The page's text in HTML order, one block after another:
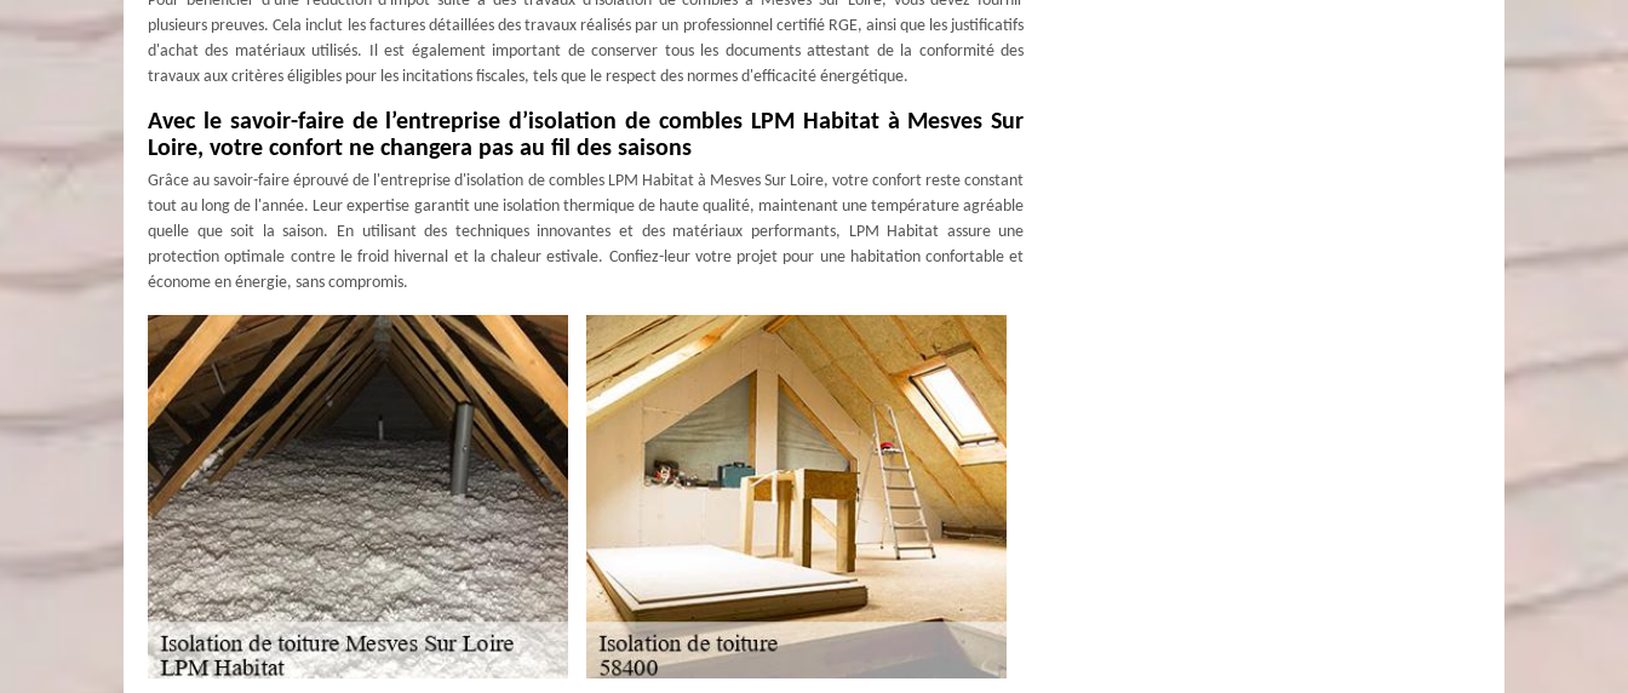
plusieurs preuves. Cela inclut les factures détaillées des travaux réalisés par un professionnel certifié RGE, ainsi que les justificatifs
d'achat des matériaux utilisés. Il est également important de conserver tous les documents attestant de la conformité des
travaux aux critères éligibles pour les incitations fiscales, tels que le respect des normes d'efficacité énergétique.
Avec le savoir-faire de l’entreprise d’isolation de combles LPM Habitat à Mesves Sur
Loire, votre confort ne changera pas au fil des saisons
Grâce au savoir-faire éprouvé de l'entreprise d'isolation de combles LPM Habitat à Mesves Sur Loire, votre confort reste constant
tout au long de l'année. Leur expertise garantit une isolation thermique de haute qualité, maintenant une température agréable
quelle que soit la saison. En utilisant des techniques innovantes et des matériaux performants, LPM Habitat assure une
protection optimale contre le froid hivernal et la chaleur estivale. Confiez-leur votre projet pour une habitation confortable et
économe en énergie, sans compromis.